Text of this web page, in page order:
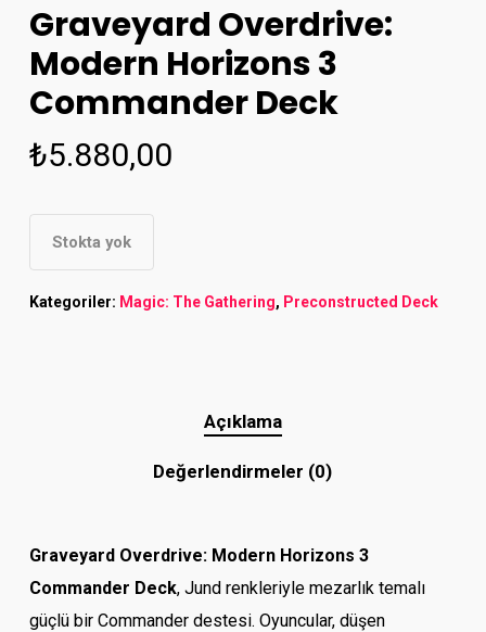
Graveyard Overdrive:
Modern Horizons 3
Commander Deck
₺5.880,00
Stokta yok
Kategoriler: Magic: The Gathering, Preconstructed Deck
Açıklama
Değerlendirmeler (0)
Graveyard Overdrive: Modern Horizons 3
Commander Deck, Jund renkleriyle mezarlık temalı
güçlü bir Commander destesi. Oyuncular, düşen